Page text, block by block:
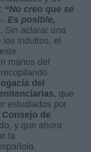
“No creo que se
. Es posible,
. Sin aclarar una
los indultos, el
manos del
del
, que
estudiados por
Consejo de
y que ahora
la